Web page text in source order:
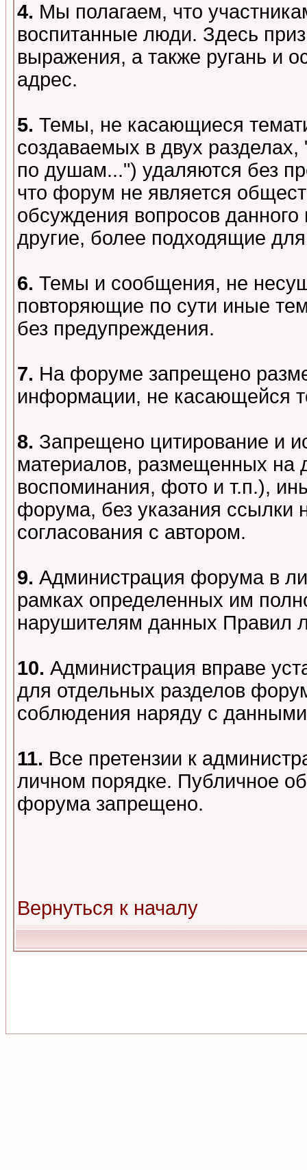
4. Мы полагаем, что
воспитанные люди. Здесь
выражения, а также ругань и
адрес.
5. Темы, не касающиеся
создаваемых в двух
по душам...") удаляются без
что форум не является
обсуждения вопросов данного
другие, более подходящие для
6. Темы и сообщения, не
повторяющие по сути иные
без предупреждения.
7. На форуме запрещено
информации, не касающейся
8. Запрещено цитирование и
материалов, размещенных на
воспоминания, фото и т.п.),
форума, без указания ссылки
согласования с автором.
9. Администрация форума в
рамках определенных им
нарушителям данных Правил
10. Администрация вправе
для отдельных разделов
соблюдения наряду с
11. Все претензии к
личном порядке. Публичное
форума запрещено.
Вернуться к началу